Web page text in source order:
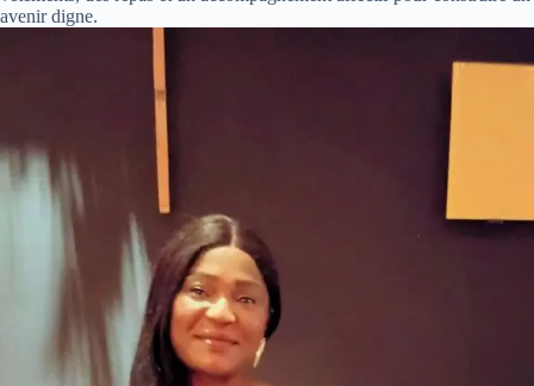
avenir digne.